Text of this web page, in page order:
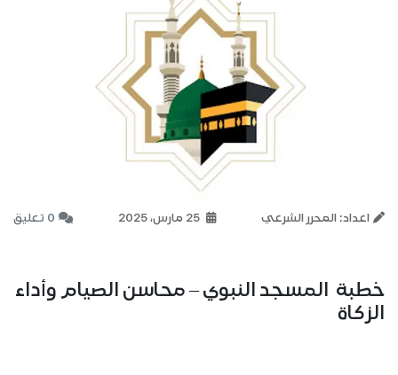
اعداد: المحرر الشرعي 0 تعليق
خطبة المسجد النبوي – محاسن الصيام وأداء
الزكاة